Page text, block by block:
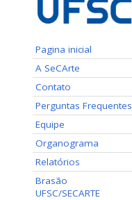
Pagina inicial
A SeCArte
Contato
Perguntas Frequentes
Equipe
Organograma
Relatórios
Brasão
UFSC/SECARTE